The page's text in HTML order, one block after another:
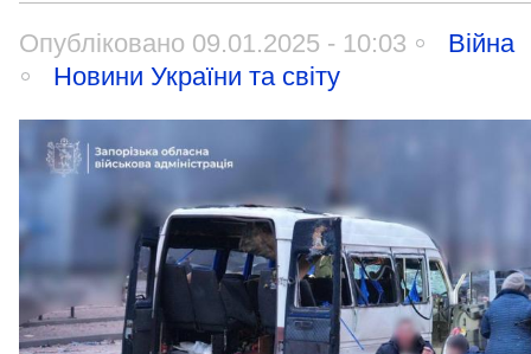
Опубліковано 09.01.2025 - 10:03
Війна
Новини України та світу